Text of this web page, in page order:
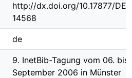
http://dx.doi.org/10.17877/
14568
de
9. InetBib-Tagung vom 06. bis
September 2006 in Münster